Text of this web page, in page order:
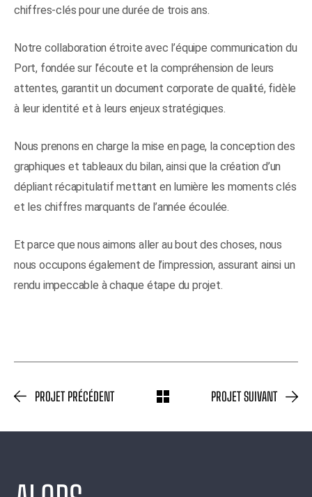
chiffres-clés pour une durée de trois ans.
Notre collaboration étroite avec l’équipe communication du
Port, fondée sur l’écoute et la compréhension de leurs
attentes, garantit un document corporate de qualité, fidèle
à leur identité et à leurs enjeux stratégiques.
Nous prenons en charge la mise en page, la conception des
graphiques et tableaux du bilan, ainsi que la création d’un
dépliant récapitulatif mettant en lumière les moments clés
et les chiffres marquants de l’année écoulée.
Et parce que nous aimons aller au bout des choses, nous
nous occupons également de l’impression, assurant ainsi un
rendu impeccable à chaque étape du projet.
PROJET PRÉCÉDENT PROJET SUIVANT